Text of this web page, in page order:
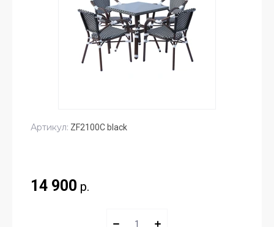
Артикул: ZF2100C black
14 900 р.